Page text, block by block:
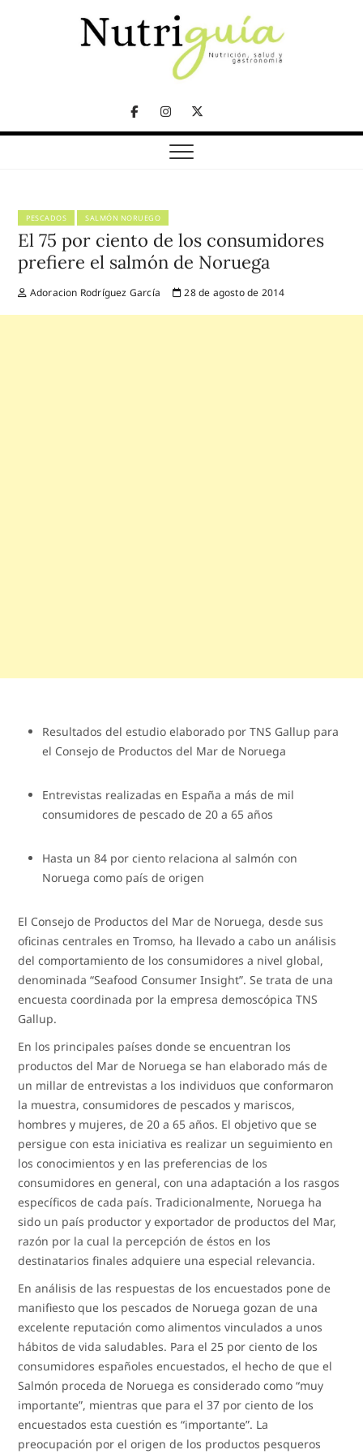
FacebookInstagram
Twitter
Telegram
Nutriguía (Desde
2002)
PESCADOS SALMÓN NORUEGO
El 75 por ciento de los consumidores
prefiere el salmón de Noruega
Adoracion Rodríguez García 28 de agosto de 2014
Resultados del estudio elaborado por TNS Gallup para
el Consejo de Productos del Mar de Noruega
Entrevistas realizadas en España a más de mil
consumidores de pescado de 20 a 65 años
Hasta un 84 por ciento relaciona al salmón con
Noruega como país de origen
El Consejo de Productos del Mar de Noruega, desde sus
oficinas centrales en Tromso, ha llevado a cabo un análisis
del comportamiento de los consumidores a nivel global,
denominada “Seafood Consumer Insight”. Se trata de una
encuesta coordinada por la empresa demoscópica TNS
Gallup.
En los principales países donde se encuentran los
productos del Mar de Noruega se han elaborado más de
un millar de entrevistas a los individuos que conformaron
la muestra, consumidores de pescados y mariscos,
hombres y mujeres, de 20 a 65 años. El objetivo que se
persigue con esta iniciativa es realizar un seguimiento en
los conocimientos y en las preferencias de los
consumidores en general, con una adaptación a los rasgos
específicos de cada país. Tradicionalmente, Noruega ha
sido un país productor y exportador de productos del Mar,
razón por la cual la percepción de éstos en los
destinatarios finales adquiere una especial relevancia.
En análisis de las respuestas de los encuestados pone de
manifiesto que los pescados de Noruega gozan de una
excelente reputación como alimentos vinculados a unos
hábitos de vida saludables. Para el 25 por ciento de los
consumidores españoles encuestados, el hecho de que el
Salmón proceda de Noruega es considerado como “muy
importante”, mientras que para el 37 por ciento de los
encuestados esta cuestión es “importante”. La
preocupación por el origen de los productos pesqueros